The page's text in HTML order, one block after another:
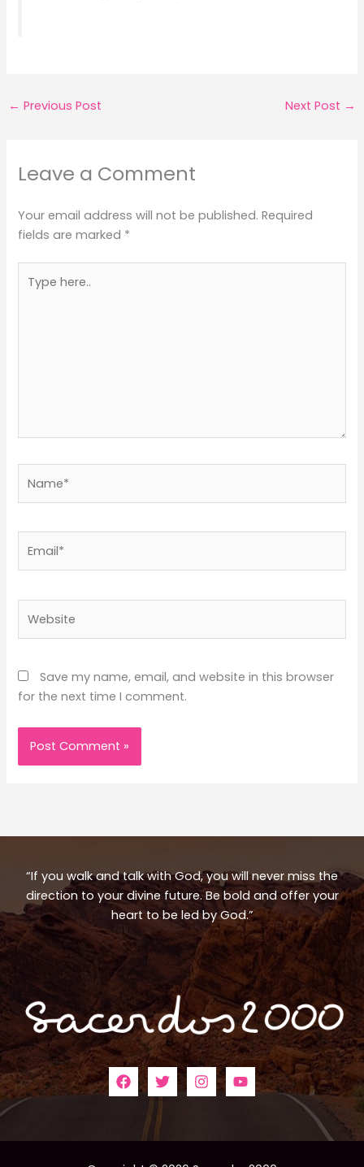
← Previous Post Next Post →
Leave a Comment
Your email address will not be published. Required
fields are marked *
here..
Save my name, email, and website in this browser
for the next time I comment.
“If you walk and talk with God, you will never miss the
direction to your divine future. Be bold and offer your
heart to be led by God.”